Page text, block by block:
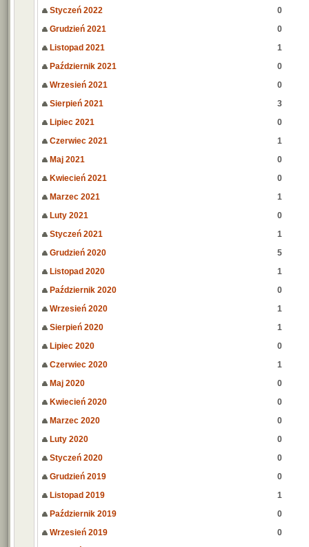
Styczeń 2022
0
Grudzień 2021
0
Listopad 2021
1
Październik 2021
0
Wrzesień 2021
0
Sierpień 2021
3
Lipiec 2021
0
Czerwiec 2021
1
Maj 2021
0
Kwiecień 2021
0
Marzec 2021
1
Luty 2021
0
Styczeń 2021
1
Grudzień 2020
5
Listopad 2020
1
Październik 2020
0
Wrzesień 2020
1
Sierpień 2020
1
Lipiec 2020
0
Czerwiec 2020
1
Maj 2020
0
Kwiecień 2020
0
Marzec 2020
0
Luty 2020
0
Styczeń 2020
0
Grudzień 2019
0
Listopad 2019
1
Październik 2019
0
Wrzesień 2019
0